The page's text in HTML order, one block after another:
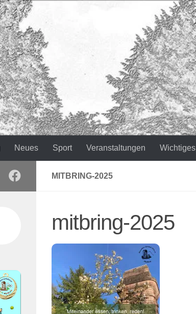
Neues Sport Veranstaltungen Wichtiges
MITBRING-2025
mitbring-2025